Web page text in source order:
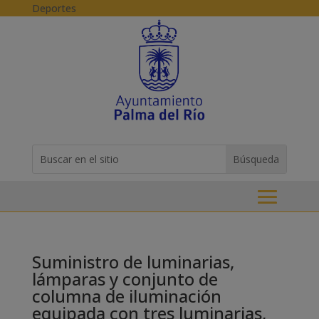
Skip to content
Deportes
for...
Suministro de luminarias,
lámparas y conjunto de
columna de iluminación
equipada con tres luminarias,